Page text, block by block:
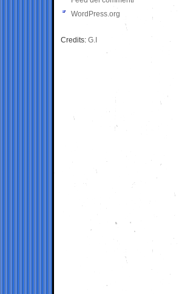
WordPress.org
Credits: G.I